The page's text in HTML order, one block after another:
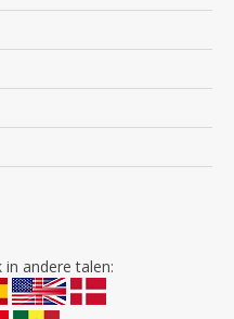
andere talen: